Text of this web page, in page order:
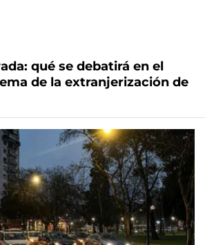
qué se debatirá en el
de la extranjerización de